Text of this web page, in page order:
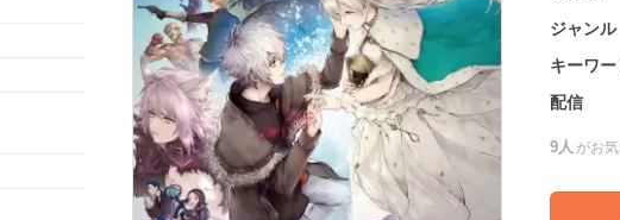
ジャンル
キーワー
配信
9人 がお